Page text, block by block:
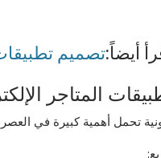
أيضاً:تصميم
المتاجر
تحمل أهمية كبيرة في